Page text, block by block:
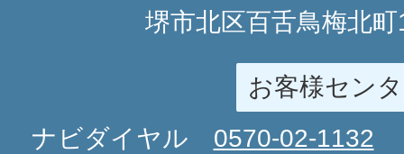
堺市北区百舌鳥梅北
お客様セン
ナビダイヤル 0570-02-1132